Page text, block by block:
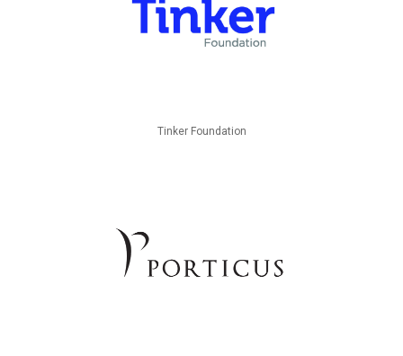
Tinker Foundation